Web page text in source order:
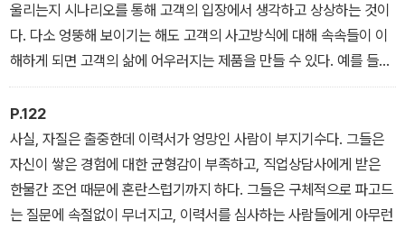
울리는지 시나리오를 통해 고객의 입장에서 생각하고 상상하는 것이
다. 다소 엉뚱해 보이기는 해도 고객의 사고방식에 대해 속속들이 이
해하게 되면 고객의 삶에 어우러지는 제품을 만들 수 있다. 예를 들어
보자. 샐리(Sally)가 오늘 컴퓨터를 켠 것은 플래시 플레이어를 업데
이트하려는 마음 때문이었을까? 아마 그렇지는 않을 것이다. 따라서
플래시 플레이어의 업데이트는 백그라운드에서 조용히 진행되어야
할지도 모른다.
P.122
사실, 자질은 출중한데 이력서가 엉망인 사람이 부지기수다. 그들은
자신이 쌓은 경험에 대한 균형감이 부족하고, 직업상담사에게 받은
한물간 조언 때문에 혼란스럽기까지 하다. 그들은 구체적으로 파고드
는 질문에 속절없이 무너지고, 이력서를 심사하는 사람들에게 아무런